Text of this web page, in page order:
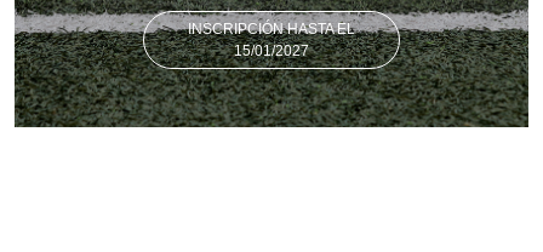
INSCRIPCIÓN HASTA EL
15/01/2027